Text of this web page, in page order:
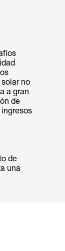
no
a gran
de
de
una